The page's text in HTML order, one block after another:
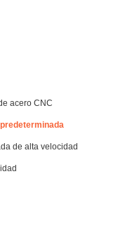
acero CNC
de alta velocidad